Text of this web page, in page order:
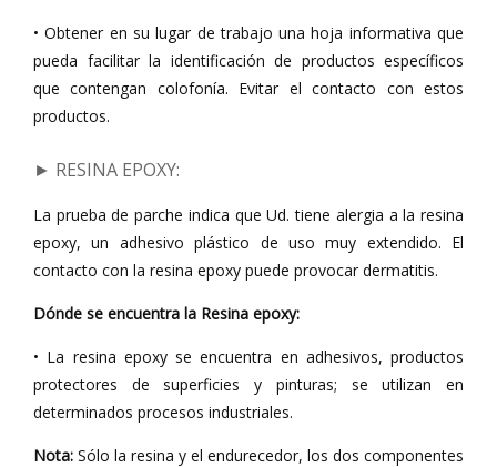
• Obtener en su lugar de trabajo una hoja informativa que
pueda facilitar la identificación de productos específicos
que contengan colofonía. Evitar el contacto con estos
productos.
► RESINA EPOXY:
La prueba de parche indica que Ud. tiene alergia a la resina
epoxy, un adhesivo plástico de uso muy extendido. El
contacto con la resina epoxy puede provocar dermatitis.
Dónde se encuentra la Resina epoxy:
• La resina epoxy se encuentra en adhesivos, productos
protectores de superficies y pinturas; se utilizan en
determinados procesos industriales.
Nota: Sólo la resina y el endurecedor, los dos componentes